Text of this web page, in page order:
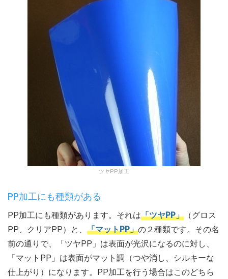
ツヤPP加工
PP加工にも種類がある
PP加工にも種類があります。それは「ツヤPP」 （グロス
PP、クリアPP）と、 「マットPP」の２種類です。その名
前の通りで、「ツヤPP」は表面が光沢になるのに対し、
「マットPP」は表面がマット調（つや消し、シルキーな
仕上がり）になります。PP加工を行う場合はこのどちら